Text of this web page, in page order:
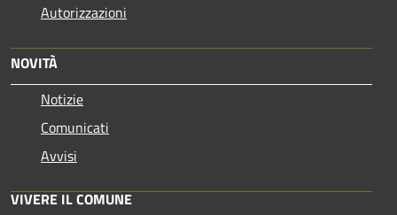
Autorizzazioni
NOVITÀ
Notizie
Comunicati
Avvisi
VIVERE IL COMUNE